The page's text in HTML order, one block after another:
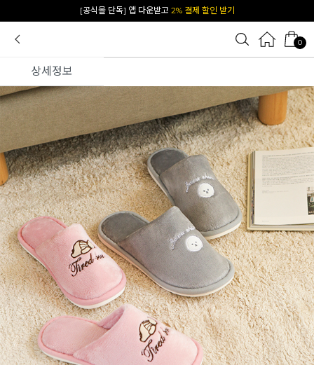
카카오 플친 추가하면1천원 즉시 할인 쿠폰
0
상세정보